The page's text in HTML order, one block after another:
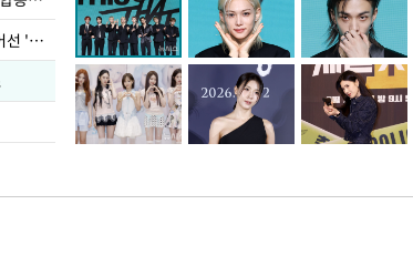
주택용지 검토 알려지자... 신속히 늘어선 '근조화환'